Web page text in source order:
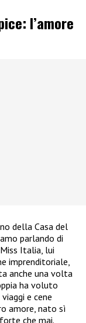
l’amore
della Casa del
parlando di
Italia, lui
imprenditoriale,
anche una volta
ha voluto
e cene
amore, nato sì
che mai.